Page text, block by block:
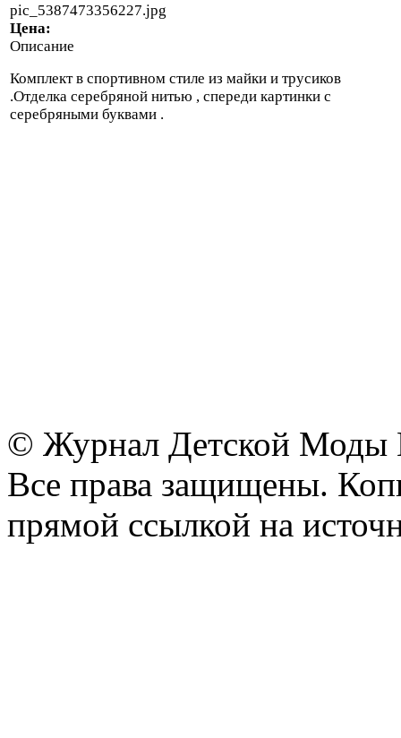
pic_5387473356227.jpg
Цена:
Описание
Комплект в спортивном стиле из майки и трусиков
.Отделка серебряной нитью , спереди картинки с
серебряными буквами .
© Журнал Детской Моды
Все права защищены.
прямой ссылкой на